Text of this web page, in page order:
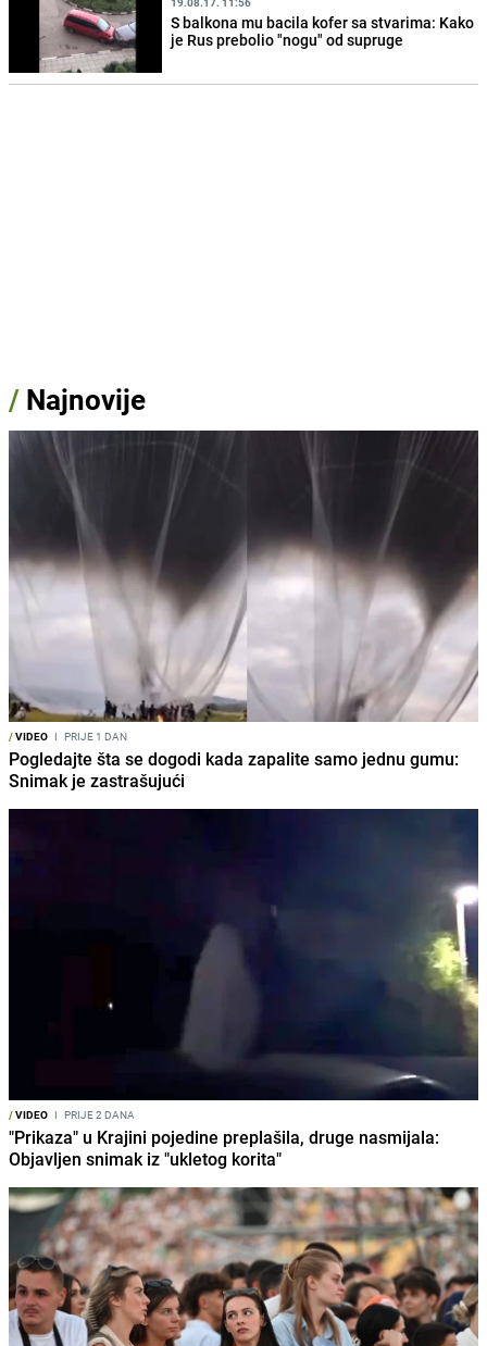
S balkona mu bacila kofer sa stvarima: Kako
je Rus prebolio "nogu" od supruge
/ Najnovije
/VIDEO I PRIJE 1 DAN
Pogledajte šta se dogodi kada zapalite samo jednu gumu:
Snimak je zastrašujući
/VIDEO I PRIJE 2 DANA
"Prikaza" u Krajini pojedine preplašila, druge nasmijala:
Objavljen snimak iz "ukletog korita"